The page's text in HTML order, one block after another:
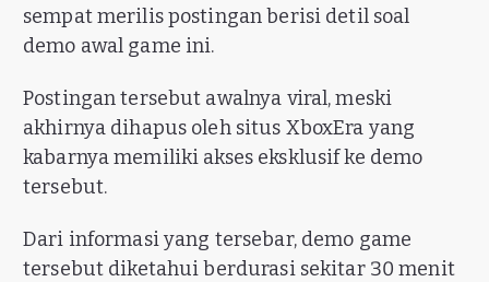
sempat merilis postingan berisi detil soal
demo awal game ini.
Postingan tersebut awalnya viral, meski
akhirnya dihapus oleh situs XboxEra yang
kabarnya memiliki akses eksklusif ke demo
tersebut.
Dari informasi yang tersebar, demo game
tersebut diketahui berdurasi sekitar 30 menit